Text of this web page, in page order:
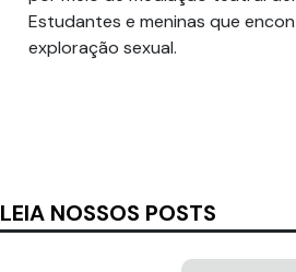
Estudantes e meninas que
exploração sexual.
LEIA NOSSOS POSTS